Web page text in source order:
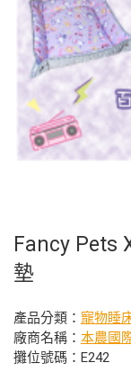
Fancy Pets
墊
產品分類： 寵物睡
廠商名稱： 本農國
攤位號碼：E242